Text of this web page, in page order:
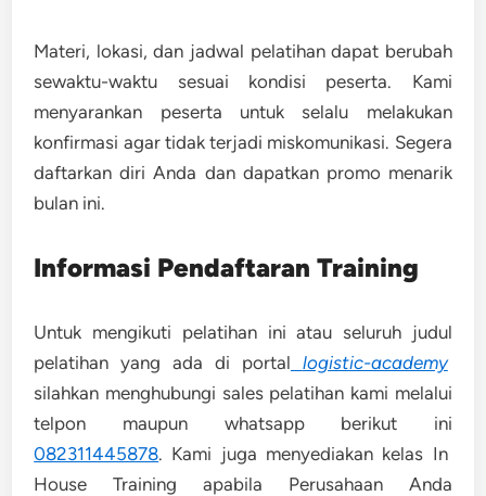
Materi, lokasi, dan jadwal pelatihan dapat berubah
sewaktu-waktu sesuai kondisi peserta. Kami
menyarankan peserta untuk selalu melakukan
konfirmasi agar tidak terjadi miskomunikasi. Segera
daftarkan diri Anda dan dapatkan promo menarik
bulan ini.
Informasi Pendaftaran Training
Untuk mengikuti pelatihan ini atau seluruh judul
pelatihan yang ada di portal logistic-academy
silahkan menghubungi sales pelatihan kami melalui
telpon maupun whatsapp berikut ini
082311445878. Kami juga menyediakan kelas In
House Training apabila Perusahaan Anda